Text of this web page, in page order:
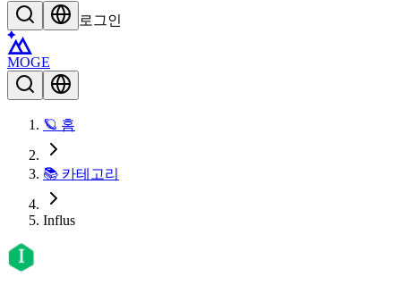
로그인
MOGE
🪐 홈
📚 카테고리
Influs